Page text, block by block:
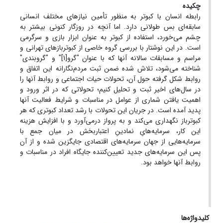
چکیده
رابطه انسان با کبوتر به منظور تأمین نیازهای مختلف انسانی
سابقه‌ای بس طولانی دارد. اما آنچه در روزگار کنونی بیشتر به
چشم می‌خورد، استفاده از کبوتر به عنوان ابزار بازی و سرگرمی
است. در این نوشتار با بررسی گروه خاصی از کبوتربازهای تهرانی و
مراسم و مسابقات سالانه آنها که با عنوان "گرو[1]" و "گروبندی"
شناخته می‌شود، تلاش شده ضمن ثبت مردم‌نگارانه این اتفاق و
روابط شکل گرفته حول آن، تحولات حیات اجتماعی و روابط آنها را
در سال‌های اخیر ثبت و تحلیل کنیم؛ تحولاتی که در اثر ورود و
اهمیت یافتن شماری از عوامل در مناسبات و شرایط فعالیت آنها
پدید آمده است. در جریان این تحولات با رشد تعداد کبوتری که هر
کبوترباز نگهداری می‌کند و به پرواز درمی‌آورد و با افزایش هزینه
این کار، سرمایه‌هایِ نمادینِ اعتباربخش در میان جمع با
سرمایه‌هایی از جهان سرمایه‌های اقتصادی جایگزین شده و از آن
پس این سرمایه‌های جدید تعیین‌کننده جایگاه افراد در مناسبات و
روابط آنها خواهد بود.
کلیدواژه‌ها